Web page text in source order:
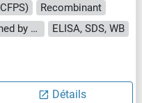
Recombinant
approximately 70-80 % as determined by SDS PAGE, Western Blot and analytical SEC (HPLC).
ELISA, SDS, WB
Détails